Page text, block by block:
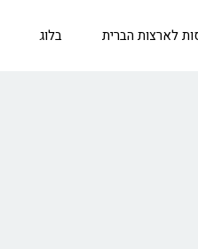
לארצות הברית בלוג